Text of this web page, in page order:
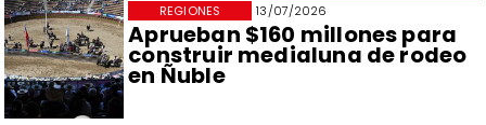
13/07/2026
Aprueban $160 millones para
construir medialuna de rodeo
en Ñuble
REGIONES